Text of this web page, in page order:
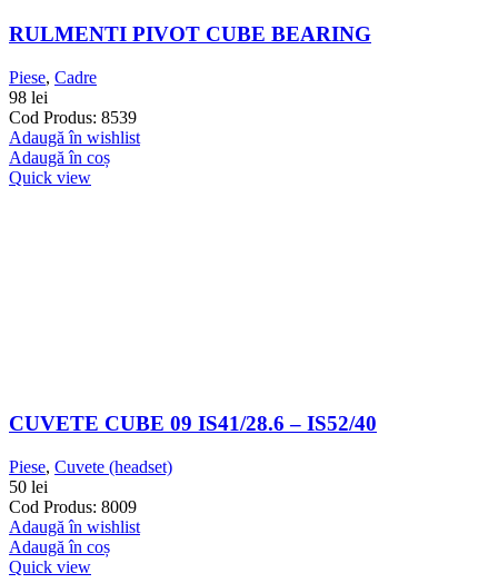
RULMENTI PIVOT CUBE BEARING
Piese, Cadre
98 lei
Cod Produs: 8539
Adaugă în wishlist
Adaugă în coș
Quick view
CUVETE CUBE 09 IS41/28.6 – IS52/40
Piese, Cuvete (headset)
50 lei
Cod Produs: 8009
Adaugă în wishlist
Adaugă în coș
Quick view